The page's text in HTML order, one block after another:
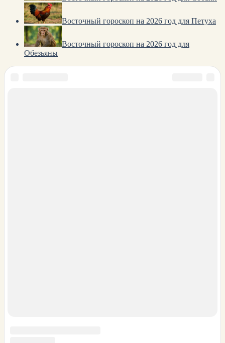
Восточный гороскоп на 2026 год для Петуха
Восточный гороскоп на 2026 год для
Обезьяны